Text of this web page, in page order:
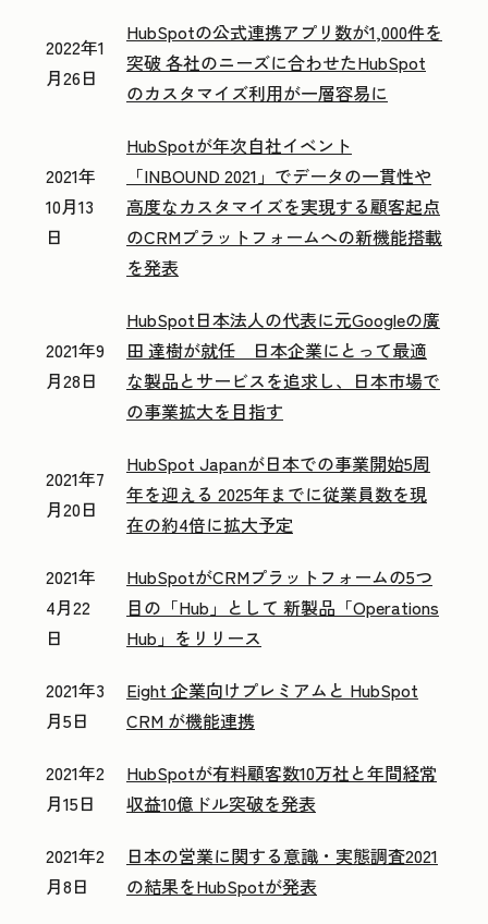
2022年1
月26日
HubSpotの公式連携アプリ数が1,000件を
突破 各社のニーズに合わせたHubSpot
のカスタマイズ利用が一層容易に
2021年
10月13
日
HubSpotが年次自社イベント
「INBOUND 2021」でデータの一貫性や
高度なカスタマイズを実現する顧客起点
のCRMプラットフォームへの新機能搭載
を発表
2021年9
月28日
HubSpot日本法人の代表に元Googleの廣
田 達樹が就任 日本企業にとって最適
な製品とサービスを追求し、日本市場で
の事業拡大を目指す
2021年7
月20日
HubSpot Japanが日本での事業開始5周
年を迎える 2025年までに従業員数を現
在の約4倍に拡大予定
2021年
4月22
日
HubSpotがCRMプラットフォームの5つ
目の「Hub」として 新製品「Operations
Hub」をリリース
2021年3
月5日
Eight 企業向けプレミアムと HubSpot
CRM が機能連携
2021年2
月15日
HubSpotが有料顧客数10万社と年間経常
収益10億ドル突破を発表
2021年2
月8日
日本の営業に関する意識・実態調査2021
の結果をHubSpotが発表